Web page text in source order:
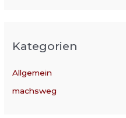
Kategorien
Allgemein
machsweg